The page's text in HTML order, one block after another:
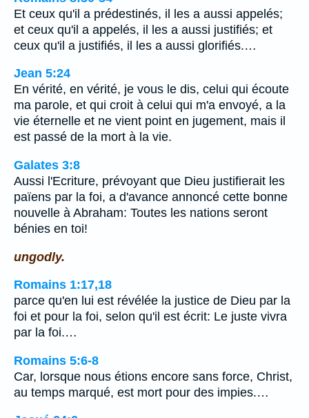
Et ceux qu'il a prédestinés, il les a aussi appelés;
et ceux qu'il a appelés, il les a aussi justifiés; et
ceux qu'il a justifiés, il les a aussi glorifiés.…
Jean 5:24
En vérité, en vérité, je vous le dis, celui qui écoute
ma parole, et qui croit à celui qui m'a envoyé, a la
vie éternelle et ne vient point en jugement, mais il
est passé de la mort à la vie.
Galates 3:8
Aussi l'Ecriture, prévoyant que Dieu justifierait les
païens par la foi, a d'avance annoncé cette bonne
nouvelle à Abraham: Toutes les nations seront
bénies en toi!
ungodly.
Romains 1:17,18
parce qu'en lui est révélée la justice de Dieu par la
foi et pour la foi, selon qu'il est écrit: Le juste vivra
par la foi.…
Romains 5:6-8
Car, lorsque nous étions encore sans force, Christ,
au temps marqué, est mort pour des impies.…